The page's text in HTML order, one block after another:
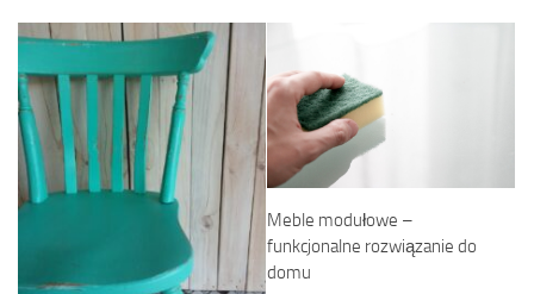
Meble modułowe –
funkcjonalne rozwiązanie do
domu